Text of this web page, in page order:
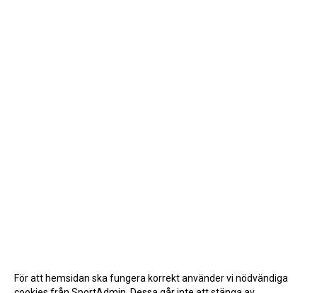
För att hemsidan ska fungera korrekt använder vi nödvändiga